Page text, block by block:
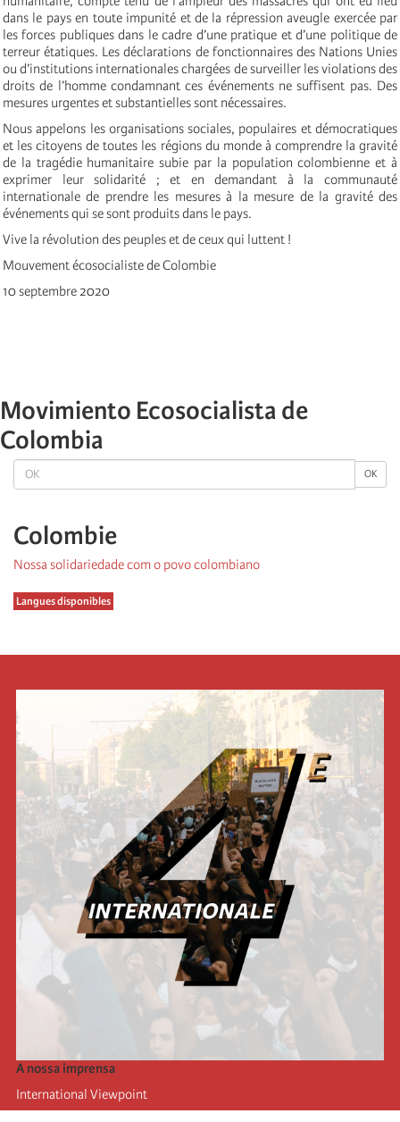
OK OK
Colombie
Nossa solidariedade com o povo colombiano
Langues disponibles
dans le pays en toute impunité et de la répression aveugle exercée par
les forces publiques dans le cadre d’une pratique et d’une politique de
terreur étatiques. Les déclarations de fonctionnaires des Nations Unies
ou d’institutions internationales chargées de surveiller les violations des
droits de l’homme condamnant ces événements ne suffisent pas. Des
mesures urgentes et substantielles sont nécessaires.
Nous appelons les organisations sociales, populaires et démocratiques
et les citoyens de toutes les régions du monde à comprendre la gravité
de la tragédie humanitaire subie par la population colombienne et à
exprimer leur solidarité ; et en demandant à la communauté
internationale de prendre les mesures à la mesure de la gravité des
événements qui se sont produits dans le pays.
Vive la révolution des peuples et de ceux qui luttent !
Mouvement écosocialiste de Colombie
10 septembre 2020
Movimiento Ecosocialista de
Colombia
A nossa imprensa
International Viewpoint